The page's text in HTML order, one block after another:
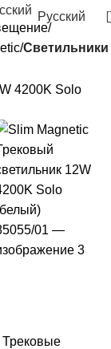
Русский
Светильники
Трековые